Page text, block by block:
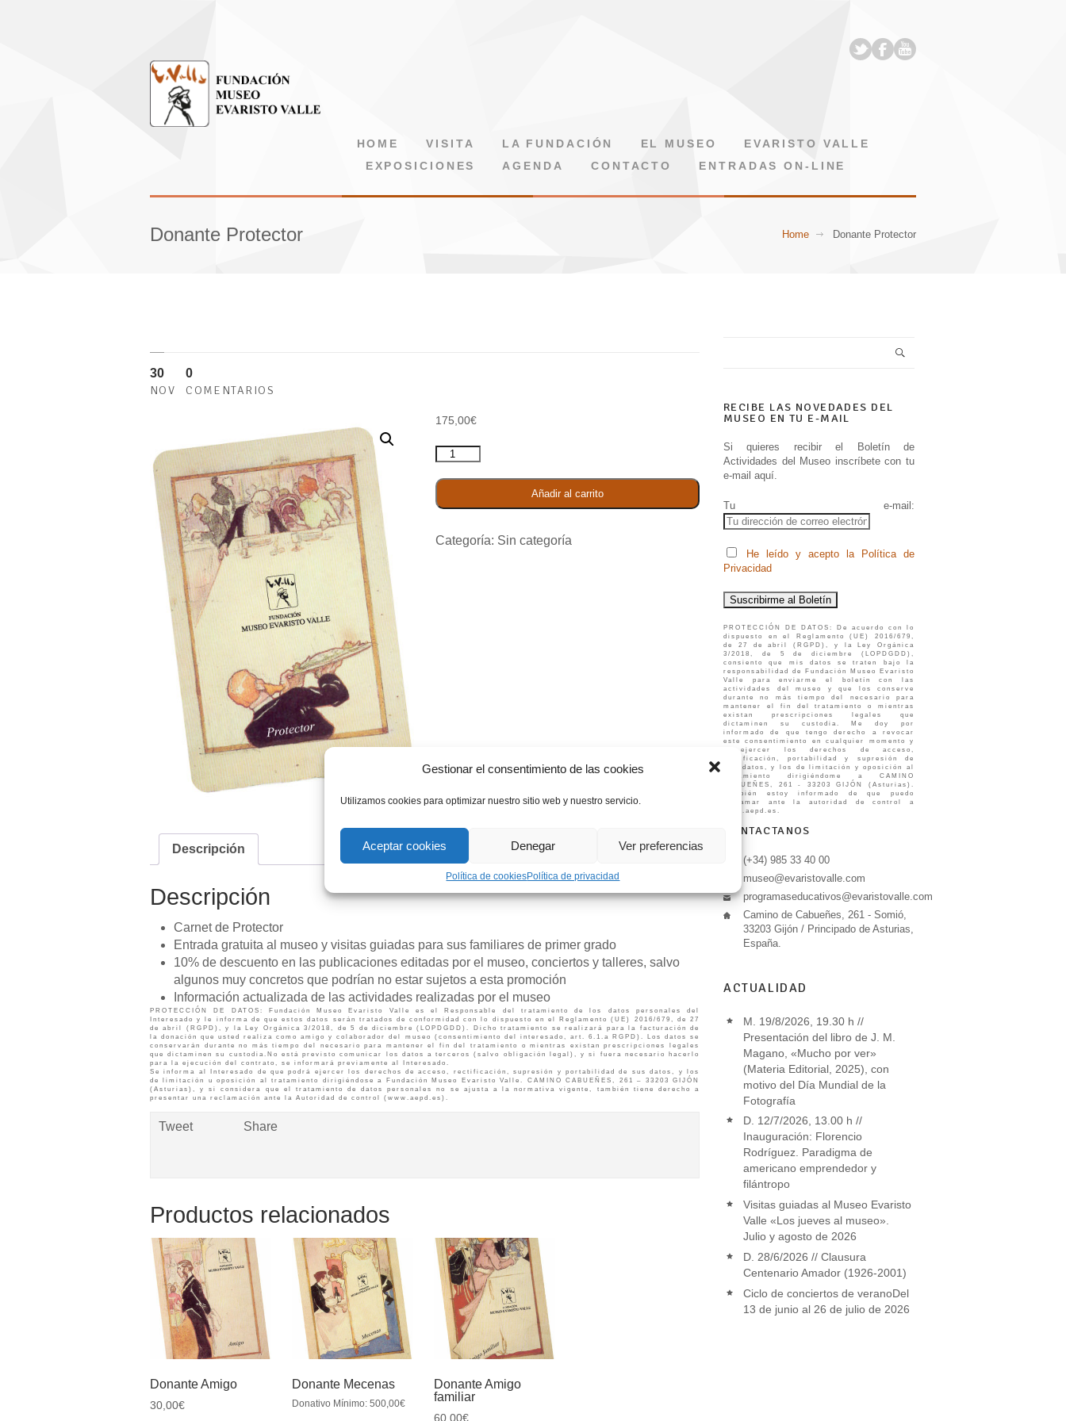
Gestionar el consentimiento de las cookies
Utilizamos cookies para optimizar nuestro sitio web y nuestro servicio.
Aceptar cookies Denegar Ver preferencias
Política de cookiesPolítica de privacidad
HOME VISITA LA FUNDACIÓN EL MUSEO
EVARISTO VALLE
EXPOSICIONES
AGENDA CONTACTO ENTRADAS ON-LINE
Donante Protector Home Donante Protector
30
NOV
0
COMENTARIOS
175,00€
Donante
Protector
cantidad
Añadir al carrito
Categoría: Sin categoría
Descripción
Descripción
Carnet de Protector
Entrada gratuita al museo y visitas guiadas para sus familiares de primer grado
10% de descuento en las publicaciones editadas por el museo, conciertos y talleres, salvo
algunos muy concretos que podrían no estar sujetos a esta promoción
Información actualizada de las actividades realizadas por el museo
PROTECCIÓN DE DATOS: Fundación Museo Evaristo Valle es el Responsable del tratamiento de los datos personales del
Interesado y le informa de que estos datos serán tratados de conformidad con lo dispuesto en el Reglamento (UE) 2016/679, de 27
de abril (RGPD), y la Ley Orgánica 3/2018, de 5 de diciembre (LOPDGDD). Dicho tratamiento se realizará para la facturación de
la donación que usted realiza como amigo y colaborador del museo (consentimiento del interesado, art. 6.1.a RGPD). Los datos se
conservarán durante no más tiempo del necesario para mantener el fin del tratamiento o mientras existan prescripciones legales
que dictaminen su custodia.No está previsto comunicar los datos a terceros (salvo obligación legal), y si fuera necesario hacerlo
para la ejecución del contrato, se informará previamente al Interesado.
Se informa al Interesado de que podrá ejercer los derechos de acceso, rectificación, supresión y portabilidad de sus datos, y los
de limitación u oposición al tratamiento dirigiéndose a Fundación Museo Evaristo Valle. CAMINO CABUEÑES, 261 – 33203 GIJÓN
(Asturias), y si considera que el tratamiento de datos personales no se ajusta a la normativa vigente, también tiene derecho a
presentar una reclamación ante la Autoridad de control (www.aepd.es).
Tweet Share
Productos relacionados
Donante Amigo
30,00€
Donante Mecenas
Donativo Mínimo:500,00€
Donante Amigo
familiar
60,00€
RECIBE LAS NOVEDADES DEL
MUSEO EN TU E-MAIL
Si quieres recibir el Boletín de
Actividades del Museo inscríbete con tu
e-mail aquí.
Tu e-mail:
He leído y acepto la Política de
Privacidad
PROTECCIÓN DE DATOS: De acuerdo con lo
dispuesto en el Reglamento (UE) 2016/679,
de 27 de abril (RGPD), y la Ley Orgánica
3/2018, de 5 de diciembre (LOPDGDD),
consiento que mis datos se traten bajo la
responsabilidad de Fundación Museo Evaristo
Valle para enviarme el boletín con las
actividades del museo y que los conserve
durante no más tiempo del necesario para
mantener el fin del tratamiento o mientras
existan prescripciones legales que
dictaminen su custodia. Me doy por
informado de que tengo derecho a revocar
este consentimiento en cualquier momento y
a ejercer los derechos de acceso,
rectificación, portabilidad y supresión de
mis datos, y los de limitación y oposición al
tratamiento dirigiéndome a CAMINO
CABUEÑES, 261 - 33203 GIJÓN (Asturias).
También estoy informado de que puedo
reclamar ante la autoridad de control a
www.aepd.es.
CONTACTANOS
(+34) 985 33 40 00
museo@evaristovalle.com
programaseducativos@evaristovalle.com
Camino de Cabueñes, 261 - Somió,
33203 Gijón / Principado de Asturias,
España.
ACTUALIDAD
M. 19/8/2026, 19.30 h //
Presentación del libro de J. M.
Magano, «Mucho por ver»
(Materia Editorial, 2025), con
motivo del Día Mundial de la
Fotografía
D. 12/7/2026, 13.00 h //
Inauguración: Florencio
Rodríguez. Paradigma de
americano emprendedor y
filántropo
Visitas guiadas al Museo Evaristo
Valle «Los jueves al museo».
Julio y agosto de 2026
D. 28/6/2026 // Clausura
Centenario Amador (1926-2001)
Ciclo de conciertos de veranoDel
13 de junio al 26 de julio de 2026